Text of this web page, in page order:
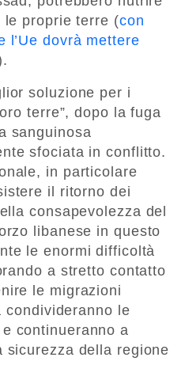
le proprie terre (con
l’Ue dovrà mettere
soluzione per i
terre”, dopo la fuga
sanguinosa
sfociata in conflitto.
in particolare
il ritorno dei
consapevolezza del
libanese in questo
le enormi difficoltà
a stretto contatto
le migrazioni
condivideranno le
continueranno a
sicurezza della regione